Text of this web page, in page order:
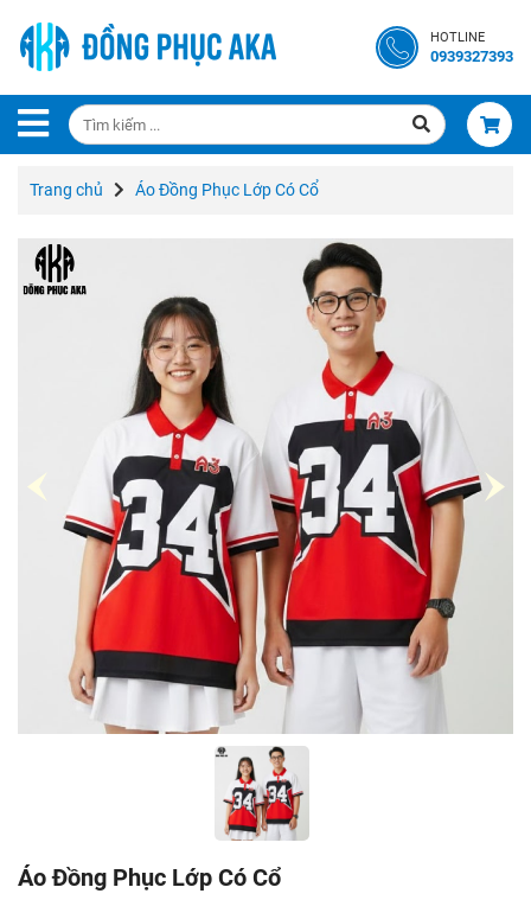
HOTLINE
0939327393
Trang
Chủ
Giới
Thiệu
Liên
Trang chủ Áo Đồng Phục Lớp Có Cổ
Áo Đồng Phục Lớp Có Cổ